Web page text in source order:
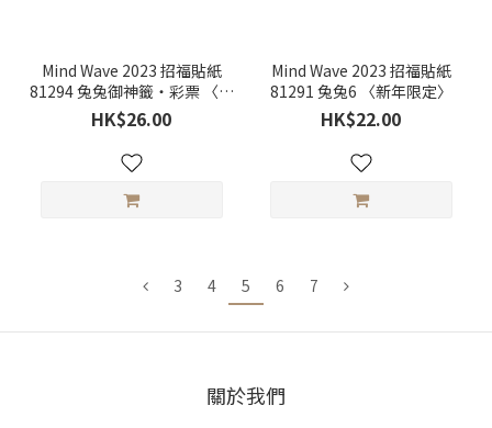
Mind Wave 2023 招福貼紙
81294 兔兔御神籤・彩票 〈新
年限定〉
HK$26.00
Mind Wave 2023 招福貼紙
81291 兔兔6 〈新年限定〉
HK$22.00
3 4 5 6 7
關於我們